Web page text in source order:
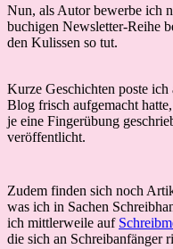
Nun, als Autor bewerbe ich
buchigen Newsletter-Reihe
den Kulissen so tut.
Kurze Geschichten poste
Blog frisch aufgemacht
je eine Fingerübung
veröffentlicht.
Zudem finden sich noch
was ich in Sachen
ich mittlerweile auf
die sich an Schreibanfänger